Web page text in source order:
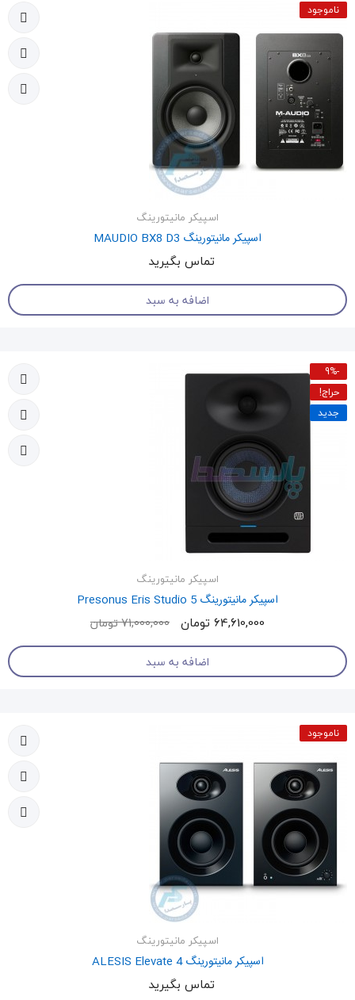
ناموجود
اسپیکر مانیتورینگ
اسپیکر مانیتورینگ MAUDIO BX8 D3
تماس بگیرید
اضافه به سبد
-9%
حراج!
جدید
اسپیکر مانیتورینگ
اسپیکر مانیتورینگ Presonus Eris Studio 5
64,610,000 تومان
71,000,000 تومان
اضافه به سبد
ناموجود
اسپیکر مانیتورینگ
اسپیکر مانیتورینگ ALESIS Elevate 4
تماس بگیرید